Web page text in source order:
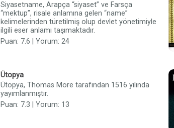
Siyasetname, Arapça “siyaset” ve Farsça
“mektup”, risale anlamına gelen “name”
kelimelerinden türetilmiş olup devlet yönetimiyle
ilgili eser anlamı taşımaktadır.
Puan: 7.6 | Yorum: 24
Ütopya
Ütopya, Thomas More tarafından 1516 yılında
yayımlanmıştır.
Puan: 7.3 | Yorum: 13